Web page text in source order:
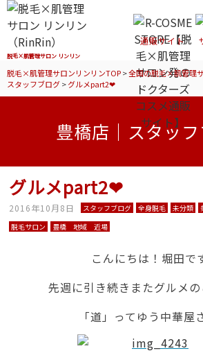
脱毛×肌管理サロン リンリン
通販サイト
脱毛×肌管理サロンリンリンTOP>全国の脱毛×肌管理
スタッフブログ>グルメpart2❤
豊橋店｜スタッ
グルメpart2❤
2016年10月8日 スタッフブログ 全身脱毛 未分類
脱毛サロン
豊橋 地域 近場
こんにちは！堀田で
先週に引き続きまたグルメ
「道」ってゆう中華屋